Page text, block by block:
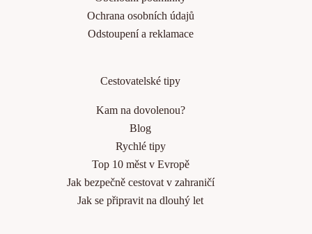
Ochrana osobních údajů
Odstoupení a reklamace
Cestovatelské tipy
Kam na dovolenou?
Blog
Rychlé tipy
Top 10 měst v Evropě
Jak bezpečně cestovat v zahraničí
Jak se připravit na dlouhý let